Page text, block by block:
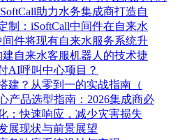
助力水务集成商打造自
制：iSoftCall中间件在自来水
间件将现有自来水服务系统升
自来水客服机器人的技术捷
AI呼叫中心项目？
建？从零到一的实战指南（
产品选型指南：2026集成商必
：快速响应，减少灾害损失
展现状与前景展望